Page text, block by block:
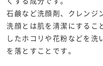
石鹸など洗顔剤、クレンジ
洗顔とは肌を清潔にするこ
したホコリや花粉などを洗
を落とすことです。